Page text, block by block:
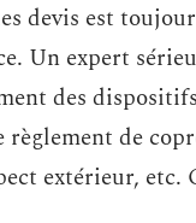
devis est
Un expert
des
règlement de
extérieur, etc.